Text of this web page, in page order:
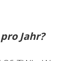
Jahr?